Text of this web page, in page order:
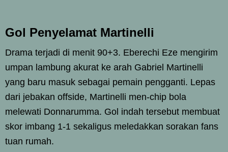
Gol Penyelamat Martinelli
Drama terjadi di menit 90+3. Eberechi Eze mengirim
umpan lambung akurat ke arah Gabriel Martinelli
yang baru masuk sebagai pemain pengganti. Lepas
dari jebakan offside, Martinelli men-chip bola
melewati Donnarumma. Gol indah tersebut membuat
skor imbang 1-1 sekaligus meledakkan sorakan fans
tuan rumah.